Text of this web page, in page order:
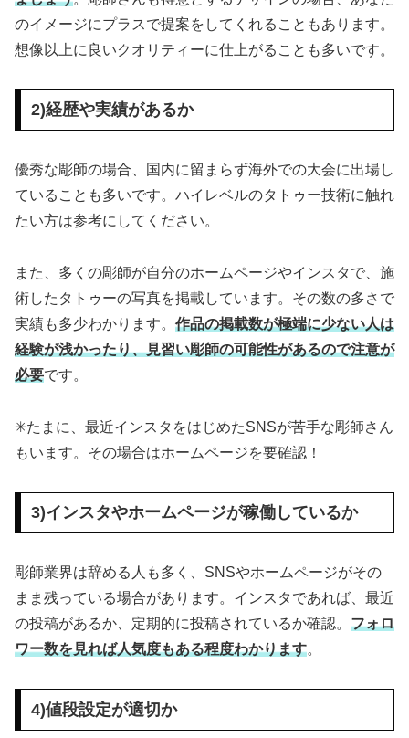
のイメージにプラスで提案をしてくれることもあります。
想像以上に良いクオリティーに仕上がることも多いです。
2)経歴や実績があるか
優秀な彫師の場合、国内に留まらず海外での大会に出場し
ていることも多いです。ハイレベルのタトゥー技術に触れ
たい方は参考にしてください。
また、多くの彫師が自分のホームページやインスタで、施
術したタトゥーの写真を掲載しています。その数の多さで
実績も多少わかります。 作品の掲載数が極端に少ない人は
経験が浅かったり、見習い彫師の可能性があるので注意が
必要です。
✳︎たまに、最近インスタをはじめたSNSが苦手な彫師さん
もいます。その場合はホームページを要確認！
3)インスタやホームページが稼働しているか
彫師業界は辞める人も多く、SNSやホームページがその
まま残っている場合があります。インスタであれば、最近
の投稿があるか、定期的に投稿されているか確認。 フォロ
ワー数を見れば人気度もある程度わかります。
4)値段設定が適切か